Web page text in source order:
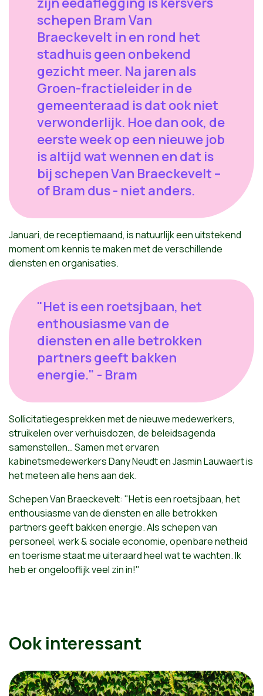
schepen Bram Van
Braeckevelt in en rond het
stadhuis geen onbekend
gezicht meer. Na jaren als
Groen-fractieleider in de
gemeenteraad is dat ook niet
verwonderlijk. Hoe dan ook, de
eerste week op een nieuwe job
is altijd wat wennen en dat is
bij schepen Van Braeckevelt –
of Bram dus - niet anders.
Januari, de receptiemaand, is natuurlijk een uitstekend
moment om kennis te maken met de verschillende
diensten en organisaties.
"Het is een roetsjbaan, het
enthousiasme van de
diensten en alle betrokken
partners geeft bakken
energie." - Bram
Sollicitatiegesprekken met de nieuwe medewerkers,
struikelen over verhuisdozen, de beleidsagenda
samenstellen… Samen met ervaren
kabinetsmedewerkers Dany Neudt en Jasmin Lauwaert is
het meteen alle hens aan dek.
Schepen Van Braeckevelt: "Het is een roetsjbaan, het
enthousiasme van de diensten en alle betrokken
partners geeft bakken energie. Als schepen van
personeel, werk & sociale economie, openbare netheid
en toerisme staat me uiteraard heel wat te wachten. Ik
heb er ongelooflijk veel zin in!"
Ook interessant